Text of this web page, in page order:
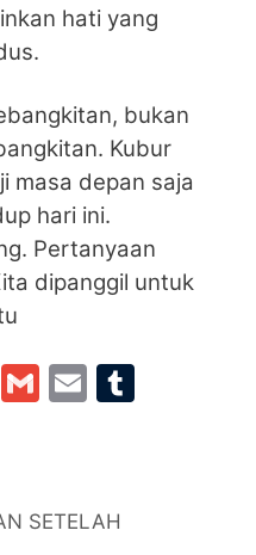
hati yang
bukan
Kubur
masa depan saja
hari ini.
Pertanyaan
dipanggil untuk
Li G
E
SETELAH